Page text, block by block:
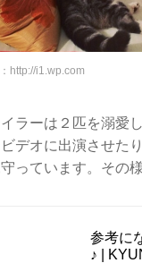
http://i1.wp.com
ラーは２匹を溺愛
ビデオに出演させた
守っています。その
参考に
♪ |